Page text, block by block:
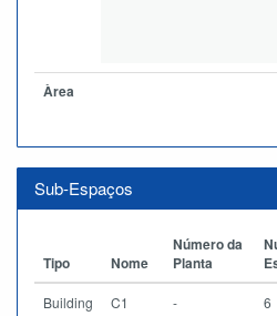
Àrea
Sub-Espaços
Tipo Nome
Número da
Planta
Building C1 - 6